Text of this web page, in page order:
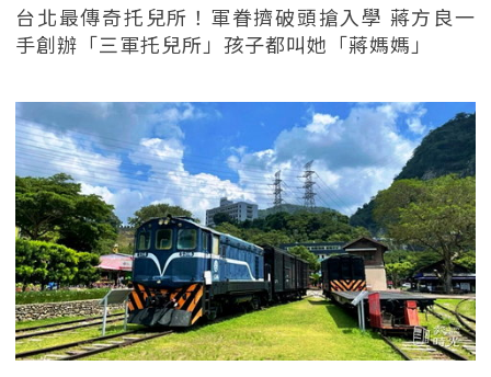
台北最傳奇托兒所！軍眷擠破頭搶入學 蔣方良一
手創辦「三軍托兒所」孩子都叫她「蔣媽媽」